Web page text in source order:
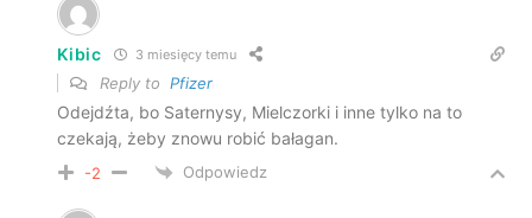
Kibic 3 miesięcy temu
Reply toPfizer
Odejdźta, bo Saternysy, Mielczorki i inne tylko na to
czekają, żeby znowu robić bałagan.
-2 Odpowiedz